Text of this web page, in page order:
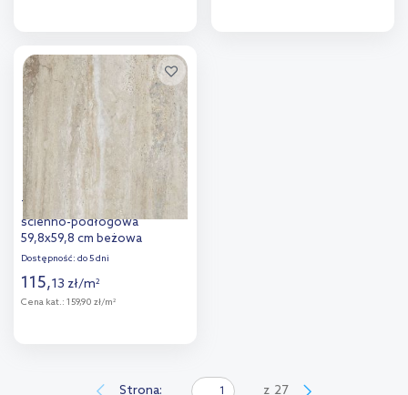
Dodaj do
porównania
Tubądzin Travertino płytka
ścienno-podłogowa
59,8x59,8 cm beżowa
Dostępność: do 5 dni
115,13 zł/m2
Cena kat.: 159,90 zł/m2
Strona: z 27